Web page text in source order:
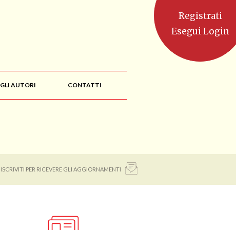
GLI AUTORI CONTATTI
ISCRIVITI PER RICEVERE GLI AGGIORNAMENTI
Registrati
Esegui Login